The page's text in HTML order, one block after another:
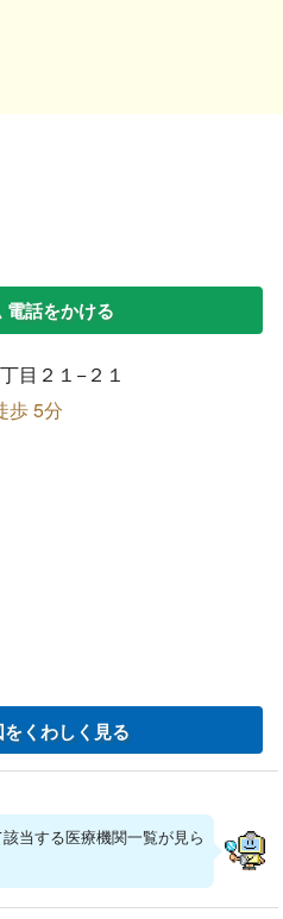
電話をかける
目２１−２１
歩 5分
をくわしく見る
当する医療機関一覧が見ら